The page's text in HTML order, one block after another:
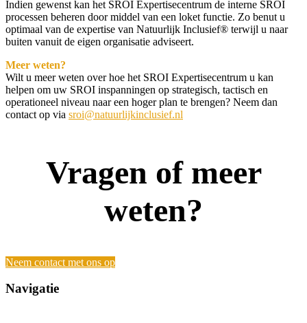
Indien gewenst kan het SROI Expertisecentrum de interne SROI
processen beheren door middel van een loket functie. Zo benut u
optimaal van de expertise van Natuurlijk Inclusief® terwijl u naar
buiten vanuit de eigen organisatie adviseert.
Meer weten?
Wilt u meer weten over hoe het SROI Expertisecentrum u kan
helpen om uw SROI inspanningen op strategisch, tactisch en
operationeel niveau naar een hoger plan te brengen? Neem dan
contact op via sroi@natuurlijkinclusief.nl
Vragen of meer
weten?
Neem contact met ons op
Navigatie